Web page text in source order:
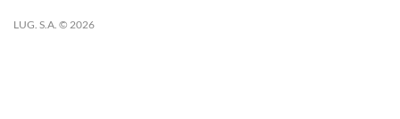
LUG. S.A. © 2026